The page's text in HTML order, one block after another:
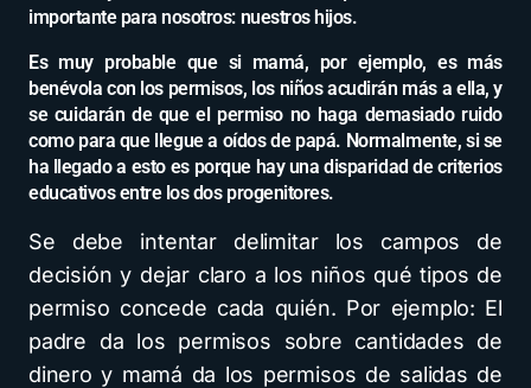
importante para nosotros: nuestros hijos.
Es muy probable que si mamá, por ejemplo, es más
benévola con los permisos, los niños acudirán más a ella, y
se cuidarán de que el permiso no haga demasiado ruido
como para que llegue a oídos de papá. Normalmente, si se
ha llegado a esto es porque hay una disparidad de criterios
educativos entre los dos progenitores.
Se debe intentar delimitar los campos de
decisión y dejar claro a los niños qué tipos de
permiso concede cada quién. Por ejemplo: El
padre da los permisos sobre cantidades de
dinero y mamá da los permisos de salidas de